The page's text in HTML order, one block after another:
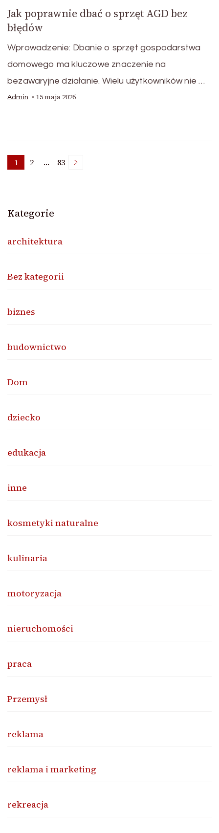
Jak poprawnie dbać o sprzęt AGD bez
błędów
Wprowadzenie: Dbanie o sprzęt gospodarstwa
domowego ma kluczowe znaczenie na
bezawaryjne działanie. Wielu użytkowników nie …
Admin 15 maja 2026
Stronicowanie
Strona
1 Strona
2 … Strona
83
Kategorie
architektura
Bez kategorii
biznes
budownictwo
Dom
dziecko
edukacja
inne
kosmetyki naturalne
kulinaria
motoryzacja
nieruchomości
praca
Przemysł
reklama
reklama i marketing
rekreacja